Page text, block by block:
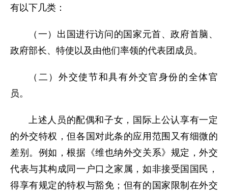
有以下几类：
（一）出国进行访问的国家元首、政府首脑、
政府部长、特使以及由他们率领的代表团成员。
（二）外交使节和具有外交官身份的全体官
员。
上述人员的配偶和子女，国际上公认享有一定
的外交特权，但各国对此条的应用范围又有细微的
差别。例如，根据《维也纳外交关系》规定，外交
代表与其构成同一户口之家属，如非接受国国民，
得享有规定的特权与豁免；但有的国家限制在外交